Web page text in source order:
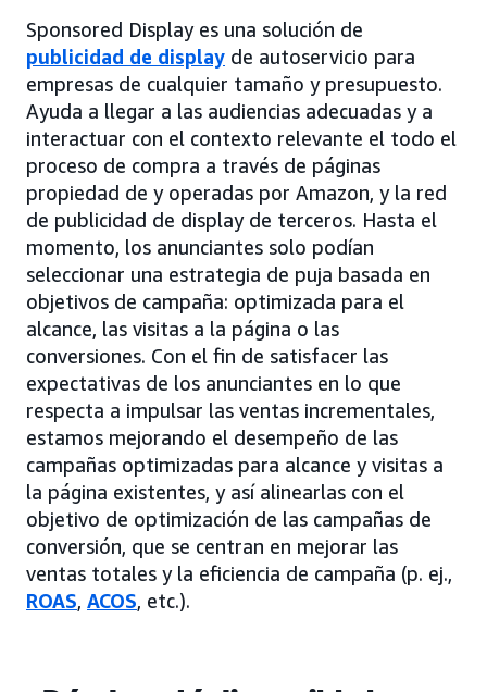
Sponsored Display es una solución de
publicidad de display de autoservicio para
empresas de cualquier tamaño y presupuesto.
Ayuda a llegar a las audiencias adecuadas y a
interactuar con el contexto relevante el todo el
proceso de compra a través de páginas
propiedad de y operadas por Amazon, y la red
de publicidad de display de terceros. Hasta el
momento, los anunciantes solo podían
seleccionar una estrategia de puja basada en
objetivos de campaña: optimizada para el
alcance, las visitas a la página o las
conversiones. Con el fin de satisfacer las
expectativas de los anunciantes en lo que
respecta a impulsar las ventas incrementales,
estamos mejorando el desempeño de las
campañas optimizadas para alcance y visitas a
la página existentes, y así alinearlas con el
objetivo de optimización de las campañas de
conversión, que se centran en mejorar las
ventas totales y la eficiencia de campaña (p. ej.,
ROAS, ACOS, etc.).